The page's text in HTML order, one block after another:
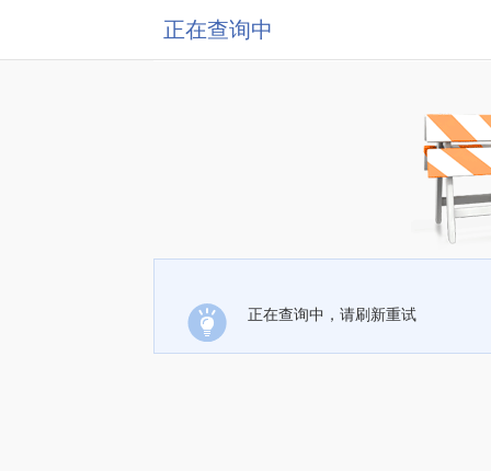
正在查询中
正在查询中，请刷新重试